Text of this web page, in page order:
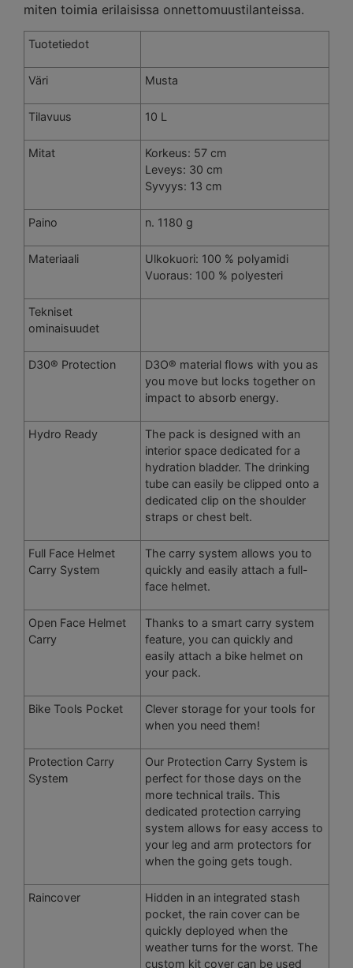
miten toimia erilaisissa onnettomuustilanteissa.
Tuotetiedot
Väri Musta
Tilavuus 10 L
Mitat
Korkeus: 57 cm
Leveys: 30 cm
Syvyys: 13 cm
Paino n. 1180 g
Materiaali
Ulkokuori: 100 % polyamidi
Vuoraus: 100 % polyesteri
Tekniset
ominaisuudet
D30® Protection
D3O® material flows with you as
you move but locks together on
impact to absorb energy.
Hydro Ready
The pack is designed with an
interior space dedicated for a
hydration bladder. The drinking
tube can easily be clipped onto a
dedicated clip on the shoulder
straps or chest belt.
Full Face Helmet
Carry System
The carry system allows you to
quickly and easily attach a full-
face helmet.
Open Face Helmet
Carry
Thanks to a smart carry system
feature, you can quickly and
easily attach a bike helmet on
your pack.
Bike Tools Pocket
Clever storage for your tools for
when you need them!
Protection Carry
System
Our Protection Carry System is
perfect for those days on the
more technical trails. This
dedicated protection carrying
system allows for easy access to
your leg and arm protectors for
when the going gets tough.
Raincover
Hidden in an integrated stash
pocket, the rain cover can be
quickly deployed when the
weather turns for the worst. The
custom kit cover can be used